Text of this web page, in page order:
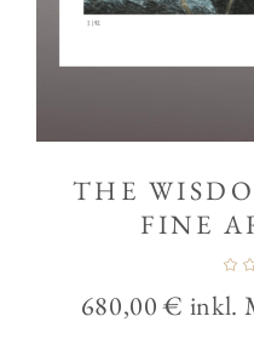
THE
FINE
680,00€ inkl.